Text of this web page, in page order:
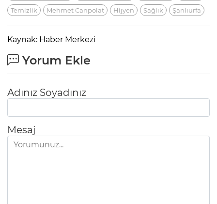
Temizlik
Mehmet Canpolat Hijyen Sağlık Şanlıurfa
Kaynak: Haber Merkezi
Yorum Ekle
Adınız Soyadınız
Mesaj